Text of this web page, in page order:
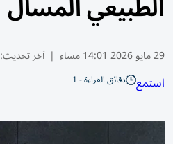
29 مايو 2026 14:01 مساء | آخر تحديث:
استمع دقائق القراءة - 1